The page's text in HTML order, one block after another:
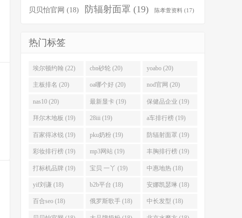
贝贝怡官网 (18) 防辐射面罩 (19) 陈孝萱资料 (17)
热门标签
埃尔顿约翰 (22) cbn砂轮 (20) yoabo (20)
主板排名 (20) oa哪个好 (20) nod官网 (20)
nas10 (20) 最新显卡 (19) 保健品企业 (19)
拜尔木地板 (19) 28iii (19) a车排行榜 (19)
百家得冰锐 (19) pku奶粉 (19) 防辐射面罩 (19)
彩妆排行榜 (19) mp3网站 (19) 丰胸排行榜 (19)
打标机品牌 (19) 宝贝 一丫 (19) 中惠地热 (18)
yif刘谦 (18) b2b平台 (18) 安娜凯瑟琳 (18)
百合seo (18) 俄罗斯歌手 (18) 中长发型 (18)